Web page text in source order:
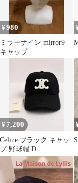
¥980
ミラーナイン mirror9
キャップ
¥ 7,200
Celine ブラック キャッ
プ 野球帽 D